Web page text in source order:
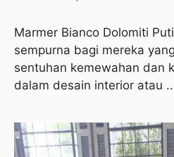
Marmer Bianco Dolomiti
sempurna bagi mereka
sentuhan kemewahan dan
dalam desain interior atau